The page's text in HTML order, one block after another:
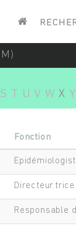
S T U V W X Y
Fonction
Responsable